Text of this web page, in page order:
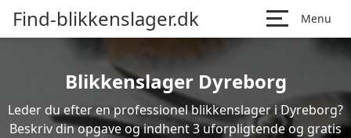
Find-blikkenslager.dk Menu
Blikkenslager Dyreborg
Leder du efter en professionel blikkenslager i Dyreborg?
Beskriv din opgave og indhent 3 uforpligtende og gratis